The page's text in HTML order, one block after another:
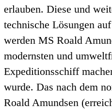
erlauben. Diese und
technische Lösungen
werden MS Roald
modernsten und
Expeditionsschiff
wurde. Das nach dem
Roald Amundsen